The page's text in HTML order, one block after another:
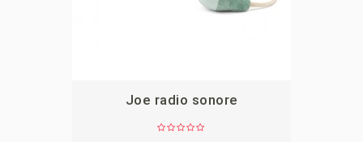
APERÇU
Joe radio sonore